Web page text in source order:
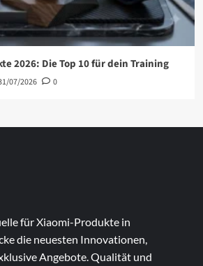
2026: Die Top 10 für dein Training
07/2026 0
für Xiaomi-Produkte in
die neuesten Innovationen,
Angebote. Qualität und